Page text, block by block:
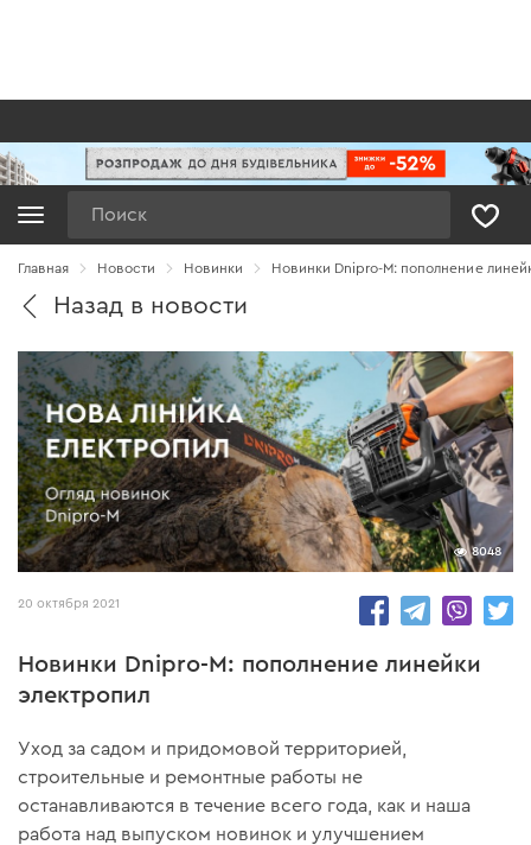
Главная Новости Новинки Новинки Dnipro-M: пополнение
Назад в новости
8048
20 октября 2021
Новинки Dnipro-M: пополнение линейки
электропил
Уход за садом и придомовой территорией,
строительные и ремонтные работы не
останавливаются в течение всего года, как и наша
работа над выпуском новинок и улучшением